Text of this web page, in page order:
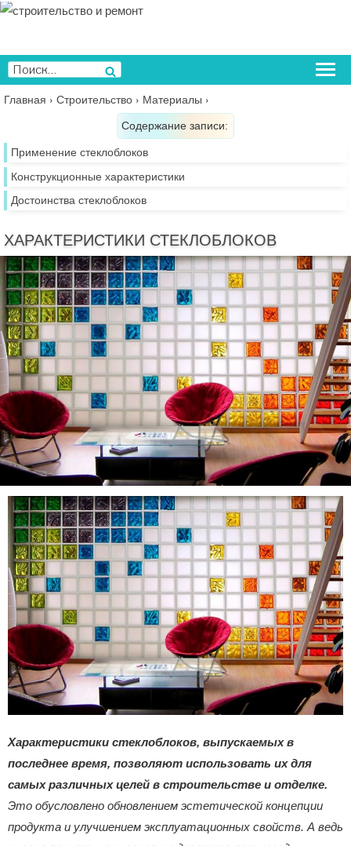
Перейти
содержимому
Искать:
Поиск
Главная › Строительство › Материалы ›
Содержание записи:
Применение стеклоблоков
Конструкционные характеристики
Достоинства стеклоблоков
ХАРАКТЕРИСТИКИ СТЕКЛОБЛОКОВ
Характеристики стеклоблоков, выпускаемых в
последнее время, позволяют использовать их для
самых различных целей в строительстве и отделке.
Это обусловлено обновлением эстетической концепции
продукта и улучшением эксплуатационных свойств. А ведь